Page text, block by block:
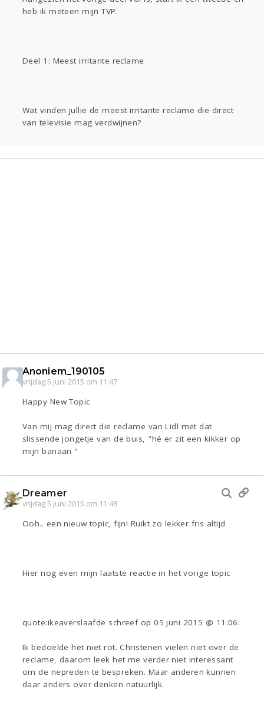
Sport
Contact Viva zoekt
heb ik meteen mijn TVP.
Deel 1: Meest irritante reclame
Wat vinden jullie de meest irritante reclame die direct
van televisie mag verdwijnen?
Anoniem_190105
vrijdag 5 juni 2015 om 11:47
Happy New Topic
Van mij mag direct die reclame van Lidl met dat
slissende jongetje van de buis, "hé er zit een kikker op
mijn banaan "
Dreamer
vrijdag 5 juni 2015 om 11:48
Ooh.. een nieuw topic, fijn! Ruikt zo lekker fris altijd
Hier nog even mijn laatste reactie in het vorige topic
quote:ikeaverslaafde schreef op 05 juni 2015 @ 11:06:
Ik bedoelde het niet rot. Christenen vielen niet over de
reclame, daarom leek het me verder niet interessant
om de nepreden te bespreken. Maar anderen kunnen
daar anders over denken natuurlijk.